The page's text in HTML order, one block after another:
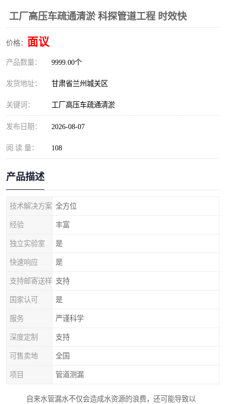
工厂高压车疏通清淤 科探管道工程 时效快
价格： 面议
产品数量： 9999.00个
发货地址： 甘肃省兰州城关区
关键词： 工厂高压车疏通清淤
发布日期： 2026-08-07
阅 读 量： 108
产品描述
技术解决方案 全方位
经验 丰富
独立实验室 是
快速响应 是
支持邮寄送样 支持
国家认可 是
服务 严谨科学
深度定制 支持
可售卖地 全国
项目 管道测漏
自来水管漏水不仅会造成水资源的浪费，还可能导致以